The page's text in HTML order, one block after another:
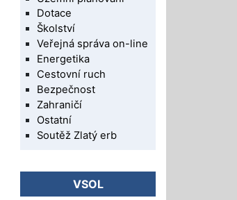
Dotace
Školství
Veřejná správa on-line
Energetika
Cestovní ruch
Bezpečnost
Zahraničí
Ostatní
Soutěž Zlatý erb
VSOL